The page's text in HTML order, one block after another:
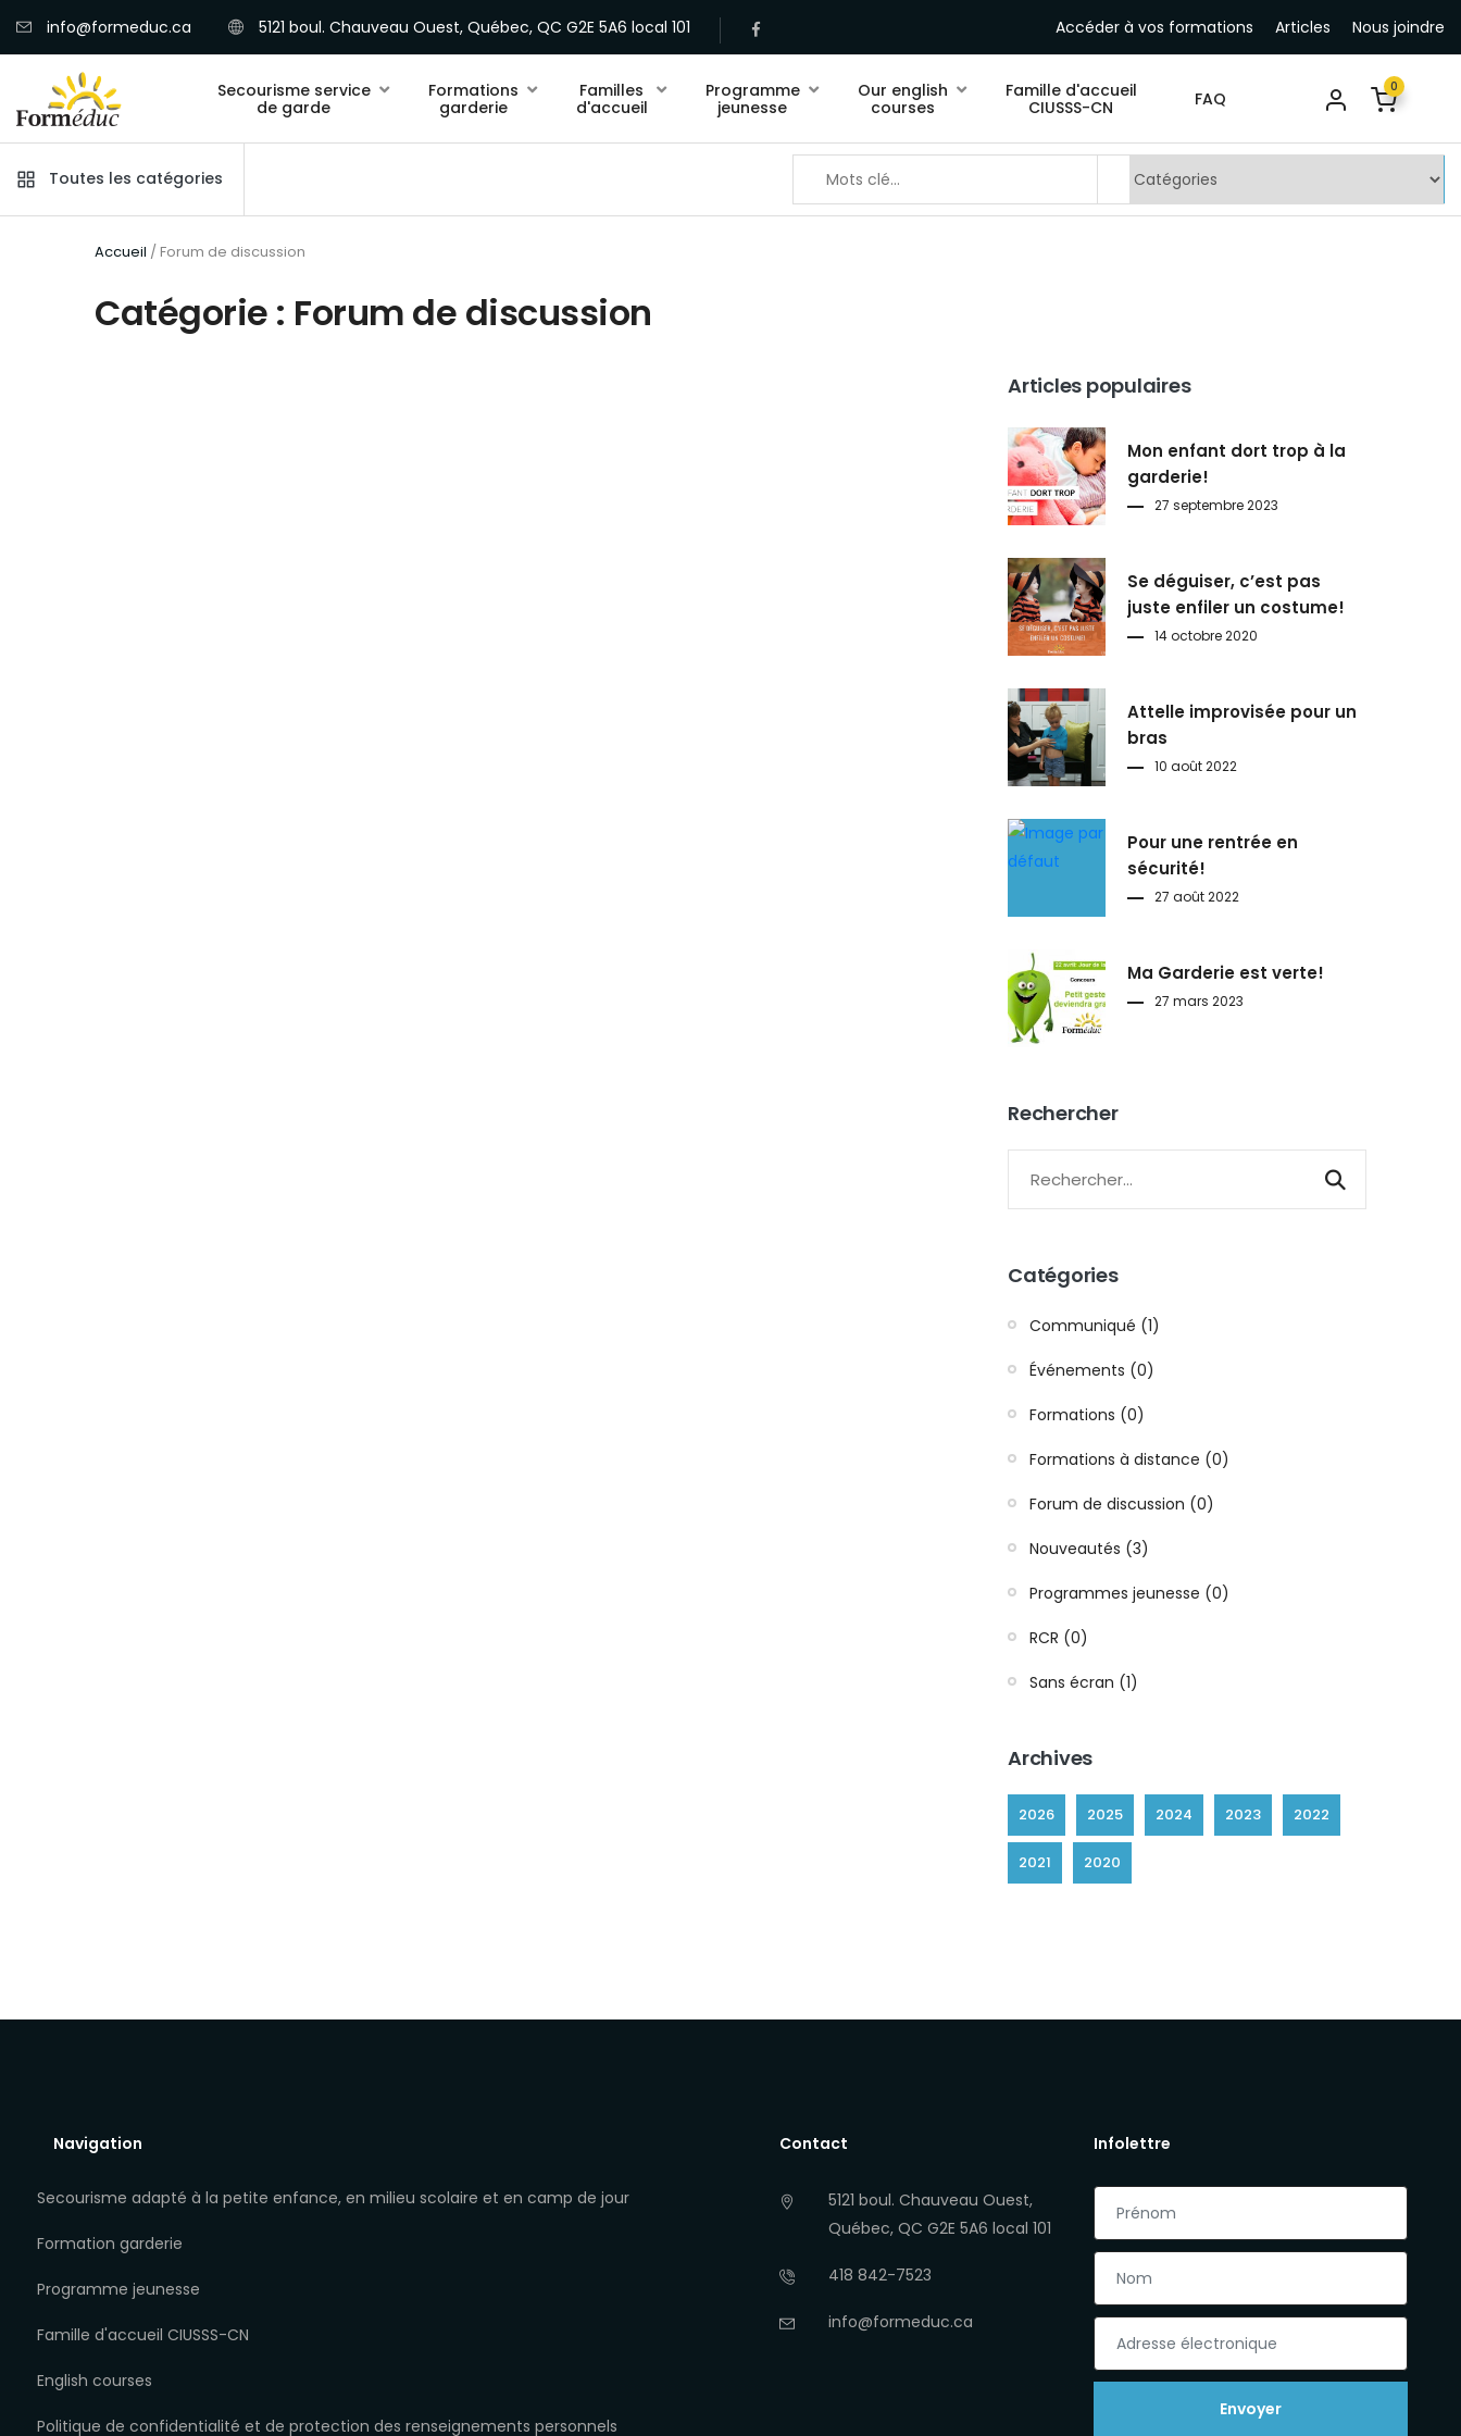
info@formeduc.ca 5121 boul. Chauveau Ouest, Québec, QC G2E 5A6 local 101 Accéder à vos formations Articles Nous joindre
Secourisme service
de garde
Formations
garderie
Familles
d'accueil
Programme
jeunesse
Our english
courses
Famille d'accueil
CIUSSS-CN
FAQ
0
Toutes les catégories
Accueil / Forum de discussion
Catégorie : Forum de discussion
Articles populaires
Mon enfant dort trop à la
garderie!
27 septembre 2023
Se déguiser, c’est pas
juste enfiler un costume!
14 octobre 2020
Attelle improvisée pour un
bras
10 août 2022
Pour une rentrée en
sécurité!
27 août 2022
Ma Garderie est verte!
27 mars 2023
Rechercher
Catégories
Communiqué (1)
Événements (0)
Formations (0)
Formations à distance (0)
Forum de discussion (0)
Nouveautés (3)
Programmes jeunesse (0)
RCR (0)
Sans écran (1)
Archives
2026 2025 2024 2023 2022
2021 2020
Navigation
Secourisme adapté à la petite enfance, en milieu scolaire et en camp de jour
Formation garderie
Programme jeunesse
Famille d'accueil CIUSSS-CN
English courses
Politique de confidentialité et de protection des renseignements personnels
Contact
5121 boul. Chauveau Ouest,
Québec, QC G2E 5A6 local 101
418 842-7523
info@formeduc.ca
Infolettre
Envoyer